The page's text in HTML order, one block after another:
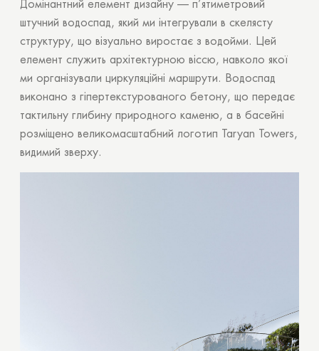
Домінантний елемент дизайну — п’ятиметровий
штучний водоспад, який ми інтегрували в скелясту
структуру, що візуально виростає з водойми. Цей
елемент служить архітектурною віссю, навколо якої
ми організували циркуляційні маршрути. Водоспад
виконано з гіпертекстурованого бетону, що передає
тактильну глибину природного каменю, а в басейні
розміщено великомасштабний логотип Taryan Towers,
видимий зверху.